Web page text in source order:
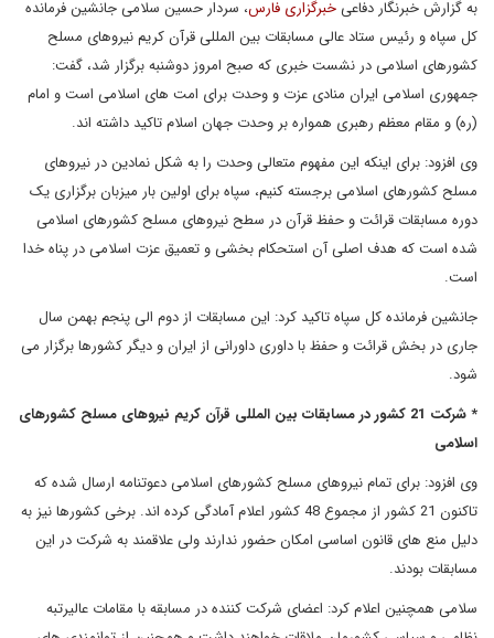
به گزارش خبرنگار دفاعیخبرگزاری فارس، سردار حسین سلامی جانشین فرمانده
کل سپاه و رئیس ستاد عالی مسابقات بین المللی قرآن کریم نیروهای مسلح
کشورهای اسلامی در نشست خبری که صبح امروز دوشنبه برگزار شد، گفت:
جمهوری اسلامی ایران منادی عزت و وحدت برای امت های اسلامی است و امام
(ره) و مقام معظم رهبری همواره بر وحدت جهان اسلام تاکید داشته اند.
وی افزود: برای اینکه این مفهوم متعالی وحدت را به شکل نمادین در نیروهای
مسلح کشورهای اسلامی برجسته کنیم، سپاه برای اولین بار میزبان برگزاری یک
دوره مسابقات قرائت و حفظ قرآن در سطح نیروهای مسلح کشورهای اسلامی
شده است که هدف اصلی آن استحکام بخشی و تعمیق عزت اسلامی در پناه خدا
است.
جانشین فرمانده کل سپاه تاکید کرد: این مسابقات از دوم الی پنجم بهمن سال
جاری در بخش قرائت و حفظ با داوری داورانی از ایران و دیگر کشورها برگزار می
شود.
* شرکت 21 کشور در مسابقات بین المللی قرآن کریم نیروهای مسلح کشورهای
اسلامی
وی افزود: برای تمام نیروهای مسلح کشورهای اسلامی دعوتنامه ارسال شده که
تاکنون 21 کشور از مجموع 48 کشور اعلام آمادگی کرده اند. برخی کشورها نیز به
دلیل منع های قانون اساسی امکان حضور ندارند ولی علاقمند به شرکت در این
مسابقات بودند.
سلامی همچنین اعلام کرد: اعضای شرکت کننده در مسابقه با مقامات عالیرتبه